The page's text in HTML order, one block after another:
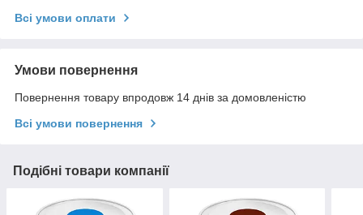
Всі умови оплати
Умови повернення
Повернення товару впродовж 14 днів за домовленістю
Всі умови повернення
Подібні товари компанії